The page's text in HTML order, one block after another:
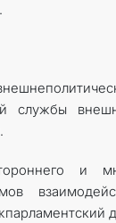
службы
и